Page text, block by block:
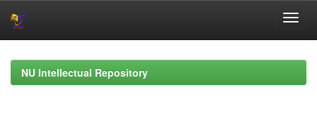
navigationNU Intellectual Repository